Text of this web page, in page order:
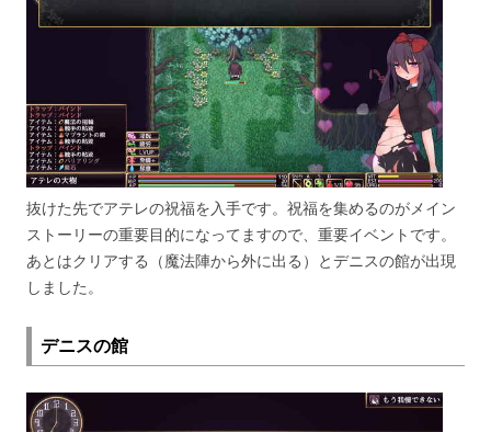
抜けた先でアテレの祝福を入手です。祝福を集めるのがメイン
ストーリーの重要目的になってますので、重要イベントです。
あとはクリアする（魔法陣から外に出る）とデニスの館が出現
しました。
デニスの館